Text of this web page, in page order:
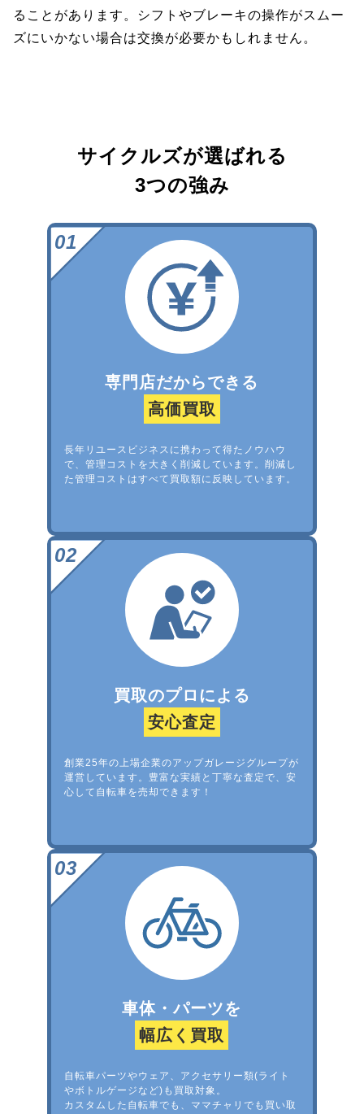
ることがあります。シフトやブレーキの操作がスムー
ズにいかない場合は交換が必要かもしれません。
サイクルズが選ばれる
3つの強み
専門店だからできる
高価買取
長年リユースビジネスに携わって得たノウハウ
で、管理コストを大きく削減しています。削減し
た管理コストはすべて買取額に反映しています。
買取のプロによる
安心査定
創業25年の上場企業のアップガレージグループが
運営しています。豊富な実績と丁寧な査定で、安
心して自転車を売却できます！
車体・パーツを
幅広く買取
自転車パーツやウェア、アクセサリー類(ライト
やボトルゲージなど)も買取対象。
カスタムした自転車でも、ママチャリでも買い取